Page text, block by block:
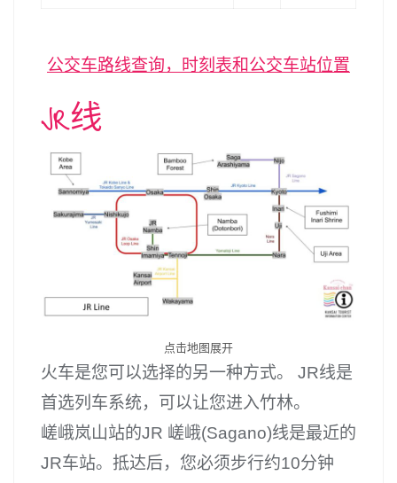
公交车路线查询，时刻表和公交车站位置
JR线
点击地图展开
火车是您可以选择的另一种方式。 JR线是
首选列车系统，可以让您进入竹林。
嵯峨岚山站的JR 嵯峨(Sagano)线是最近的
JR车站。抵达后，您必须步行约10分钟